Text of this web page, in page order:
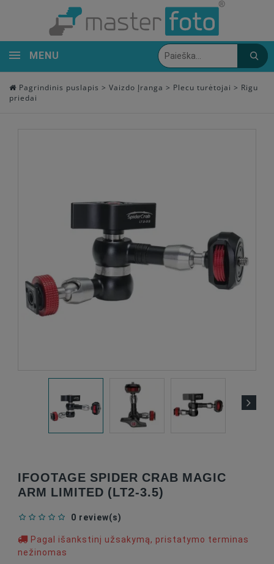
MENU
Pagrindinis puslapis > Vaizdo Įranga > Plecu turėtojai > Rigu
priedai
IFOOTAGE SPIDER CRAB MAGIC
ARM LIMITED (LT2-3.5)
0 review(s)
Pagal išankstinį užsakymą, pristatymo terminas
nežinomas